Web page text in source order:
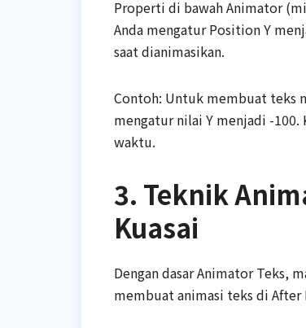
Properti di bawah Animator
Anda mengatur Position Y
saat dianimasikan.
Contoh: Untuk membuat teks
mengatur nilai Y menjadi -100.
waktu.
3. Teknik
Kuasai
Dengan dasar Animator Teks,
membuat animasi teks di After